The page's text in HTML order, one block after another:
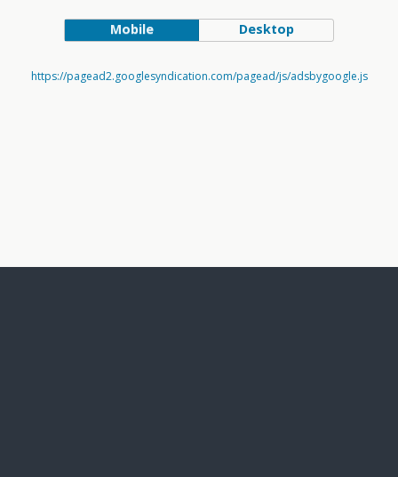
Mobile Desktop
https://pagead2.googlesyndication.com/pagead/js/adsbygoogle.js